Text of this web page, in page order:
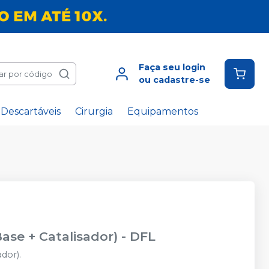
por código
Faça seu login
ou cadastre-se
Descartáveis Cirurgia Equipamentos
+ Catalisador) - DFL